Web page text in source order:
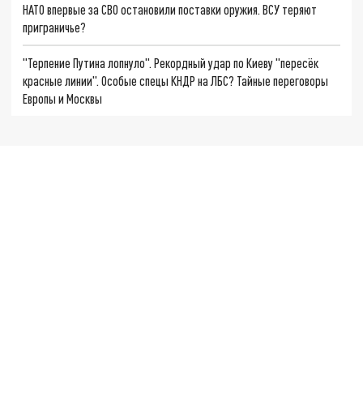
НАТО впервые за СВО остановили поставки оружия. ВСУ теряют
приграничье?
"Терпение Путина лопнуло". Рекордный удар по Киеву "пересёк
красные линии". Особые спецы КНДР на ЛБС? Тайные переговоры
Европы и Москвы